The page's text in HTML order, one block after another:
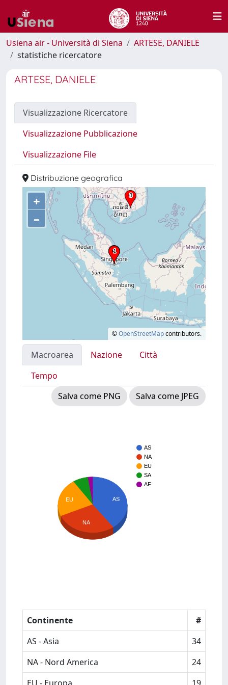
Usiena air - Università di Siena
ARTESE, DANIELE
statistiche ricercatore
ARTESE, DANIELE
Visualizzazione Ricercatore
Visualizzazione Pubblicazione
Visualizzazione File
Distribuzione geografica
+
–
©OpenStreetMapcontributors.
Macroarea Nazione
Città
Tempo
Salva come PNG
Salva come JPEG
AS
NA
EU
SA
AF
AS
EU
NA
Continente
#
AS - Asia
34
NA - Nord America
24